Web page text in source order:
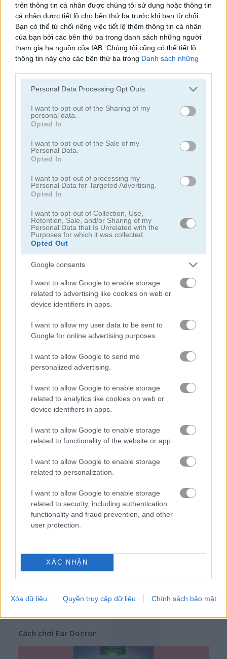
trên thông tin cá nhân được chúng tôi sử dụng hoặc thông tin
cá nhân được tiết lộ cho bên thứ ba trước khi bạn từ chối.
Bạn có thể từ chối riêng việc tiết lộ thêm thông tin cá nhân
của bạn bởi các bên thứ ba trong danh sách những người
tham gia hạ nguồn của IAB. Chúng tôi cũng có thể tiết lộ
thông tin này cho các bên thứ ba trong Danh sách những
lộ thêm thông tin này cho các bên thứ ba khác.
services and may gather and store information including but
not limited to your visit or usage behaviour. You may click to
grant or deny consent to Google and its third-party tags to
use your data for below specified purposes in below Google
consent section.
Personal Data Processing Opt Outs
I want to opt-out of the Sharing of my
personal data.
Opted In
I want to opt-out of the Sale of my
Personal Data.
Opted In
I want to opt-out of processing my
Personal Data for Targeted Advertising.
Opted In
I want to opt-out of Collection, Use,
Retention, Sale, and/or Sharing of my
Personal Data that Is Unrelated with the
Purposes for which it was collected.
Opted Out
Google consents
I want to allow Google to enable storage
related to advertising like cookies on web or
device identifiers in apps.
I want to allow my user data to be sent to
Google for online advertising purposes.
I want to allow Google to send me
personalized advertising.
I want to allow Google to enable storage
related to analytics like cookies on web or
device identifiers in apps.
I want to allow Google to enable storage
related to functionality of the website or app.
I want to allow Google to enable storage
related to personalization.
I want to allow Google to enable storage
related to security, including authentication
functionality and fraud prevention, and other
user protection.
XÁC NHẬN
Xóa dữ liệu Quyền truy cập dữ liệu Chính sách bảo mật
Amanda Seyfried True Make Up Nina: Costume Party
làm đẹp
trang trí
thay đồ
trang điểm
công chúa
Video gameplay
Cách chơi Ear Doctor